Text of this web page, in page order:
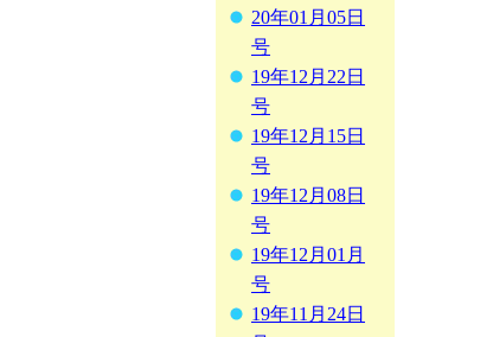
20年01月05日
号
19年12月22日
号
19年12月15日
号
19年12月08日
号
19年12月01月
号
19年11月24日